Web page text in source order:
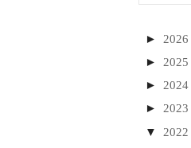
► 2026
► 2025
► 2024
► 2023
▼ 2022